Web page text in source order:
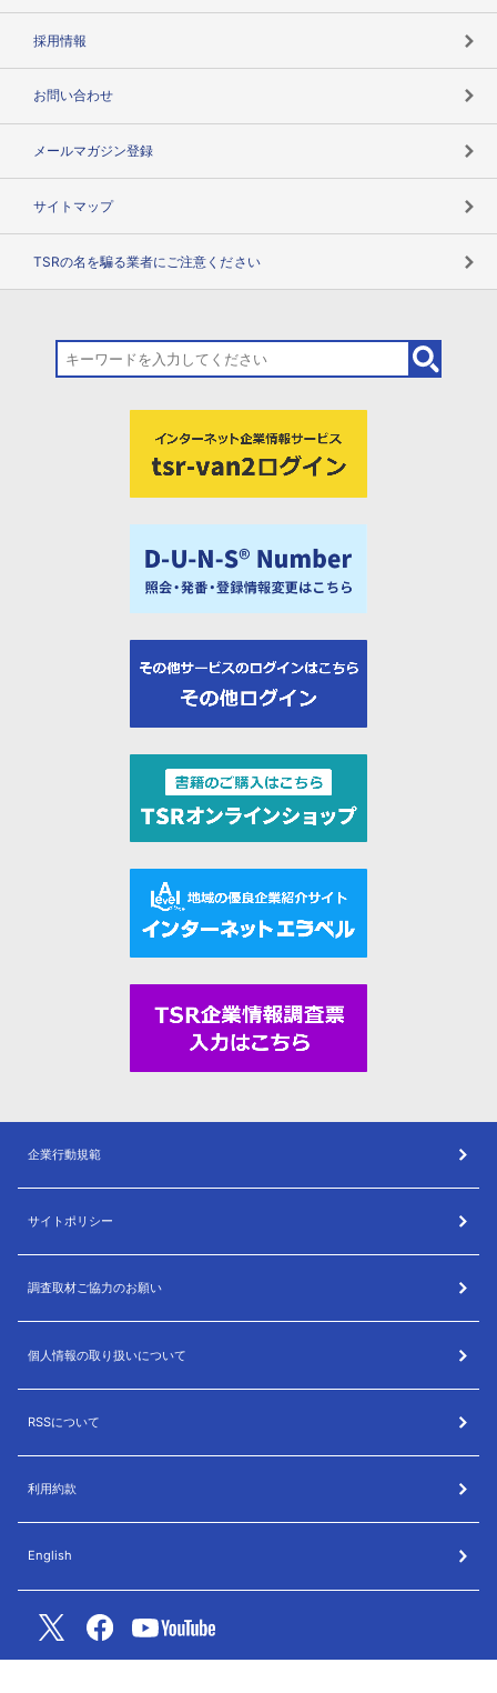
採用情報
お問い合わせ
メールマガジン登録
サイトマップ
TSRの名を騙る業者にご注意ください
企業行動規範
サイトポリシー
調査取材ご協力のお願い
個人情報の取り扱いについて
RSSについて
利用約款
English